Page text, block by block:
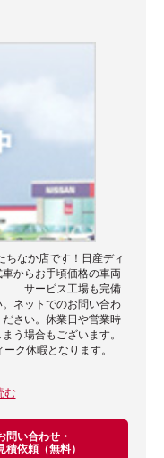
なか店です！日産ディ
からお手頃価格の車両
サービス工場も完備
ネットでのお問い合わ
さい。休業日や営業時
う場合もございます。
ク休暇となります。
む
問い合わせ・
積依頼（無料）